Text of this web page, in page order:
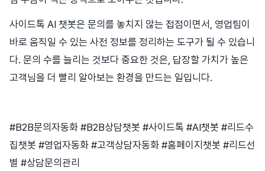
사이드톡 AI 챗봇은 문의를 놓치지 않는 접점이면서, 영업팀이
바로 움직일 수 있는 사전 정보를 정리하는 도구가 될 수 있습니
다. 문의 수를 늘리는 것보다 중요한 것은, 답장할 가치가 높은
고객님을 더 빨리 알아보는 환경을 만드는 일입니다.
#B2B문의자동화 #B2B상담챗봇 #사이드톡 #AI챗봇 #리드수
집챗봇 #영업자동화 #고객상담자동화 #홈페이지챗봇 #리드선
별 #상담문의관리